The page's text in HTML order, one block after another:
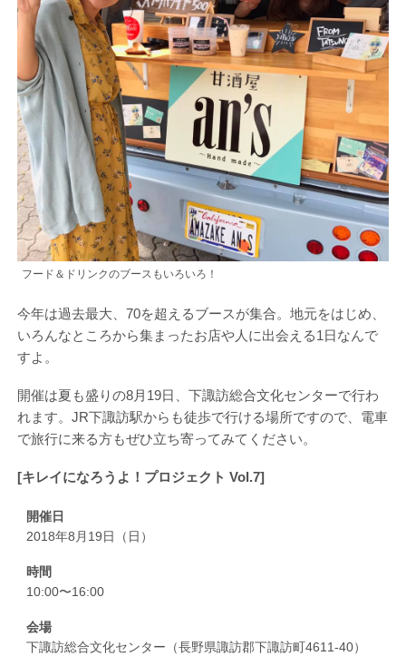
フード＆ドリンクのブースもいろいろ！
今年は過去最大、70を超えるブースが集合。地元をはじめ、
いろんなところから集まったお店や人に出会える1日なんで
すよ。
開催は夏も盛りの8月19日、下諏訪総合文化センターで行わ
れます。JR下諏訪駅からも徒歩で行ける場所ですので、電車
で旅行に来る方もぜひ立ち寄ってみてください。
[キレイになろうよ！プロジェクト Vol.7]
開催日
2018年8月19日（日）
時間
10:00〜16:00
会場
下諏訪総合文化センター（長野県諏訪郡下諏訪町4611-40）